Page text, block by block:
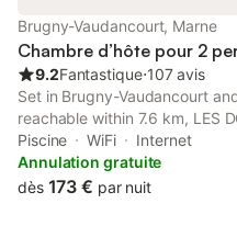
Brugny-Vaudancourt, Marne
Chambre d’hôte pour 2
9.2Fantastique⋅107 avis
Set in Brugny-Vaudancourt
reachable within 7.6 km, LES
in and check-out, soundproof
swimming pool, free WiFi and a
Piscine WiFi
Internet
Annulation gratuite
dès 173 € par nuit